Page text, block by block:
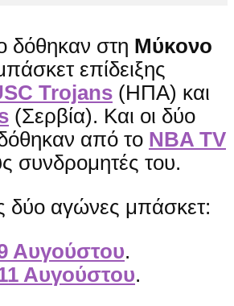
δόθηκαν στη Μύκονο
επίδειξης
Trojans (ΗΠΑ) και
(Σερβία). Και οι δύο
από το NBA TV
συνδρομητές του.
δύο αγώνες μπάσκετ:
Αυγούστου.
Αυγούστου.